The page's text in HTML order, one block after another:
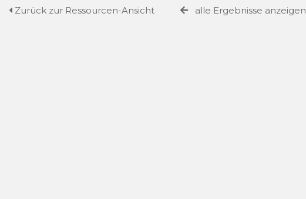
Zurück zur Ressourcen-Ansicht alle Ergebnisse anzeigen